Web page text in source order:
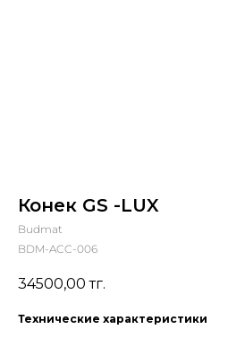
Конек GS -LUX
Budmat
BDM-ACC-006
34500,00 тг.
Технические характеристики